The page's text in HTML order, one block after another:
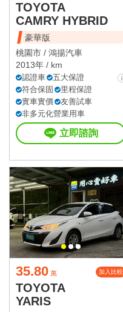
TOYOTA
CAMRY HYBRID
豪華版
桃園市 / 鴻揚汽車
2013年 / km
認證車
五大保證
符合保固
里程保證
實車實價
友善試車
非多元化營業用車
立即諮詢
35.80 萬 加入比較
TOYOTA
YARIS